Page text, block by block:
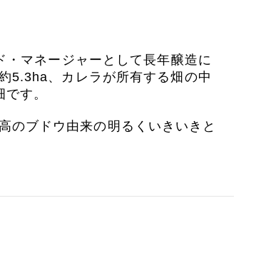
マネージャーとして長年醸造に
5.3ha、カレラが所有する畑の中
す。
のブドウ由来の明るくいきいきと